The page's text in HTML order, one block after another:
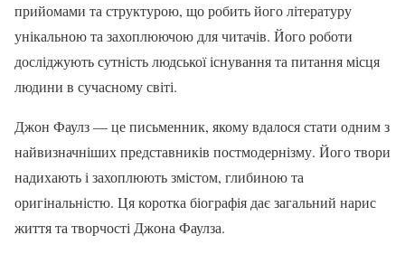
прийомами та структурою, що робить його літературу
унікальною та захоплюючою для читачів. Його роботи
досліджують сутність людської існування та питання місця
людини в сучасному світі.
Джон Фаулз — це письменник, якому вдалося стати одним з
найвизначніших представників постмодернізму. Його твори
надихають і захоплюють змістом, глибиною та
оригінальністю. Ця коротка біографія дає загальний нарис
життя та творчості Джона Фаулза.